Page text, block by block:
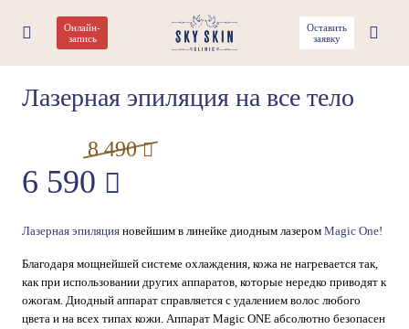
Онлайн-
запись
Оставить
заявку
Лазерная эпиляция на все тело
8 490
6 590
Лазерная эпиляция новейшим в линейке диодным лазером Magic One!
Благодаря мощнейшей системе охлаждения, кожа не нагревается так,
как при использовании других аппаратов, которые нередко приводят к
ожогам. Диодный аппарат справляется с удалением волос любого
цвета и на всех типах кожи. Аппарат Magic ONE абсолютно безопасен